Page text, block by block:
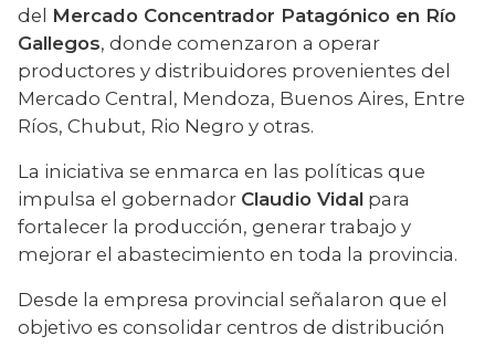
del Mercado Concentrador Patagónico en Río
Gallegos, donde comenzaron a operar
productores y distribuidores provenientes del
Mercado Central, Mendoza, Buenos Aires, Entre
Ríos, Chubut, Rio Negro y otras.
La iniciativa se enmarca en las políticas que
impulsa el gobernador Claudio Vidal para
fortalecer la producción, generar trabajo y
mejorar el abastecimiento en toda la provincia.
Desde la empresa provincial señalaron que el
objetivo es consolidar centros de distribución